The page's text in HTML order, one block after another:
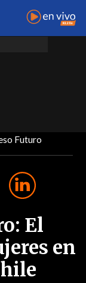
Futuro
El
en